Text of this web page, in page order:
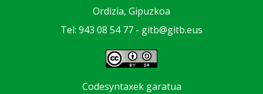
Ordizia, Gipuzkoa
Tel: 943 08 54 77 - gitb@gitb.eus
Codesyntaxek garatua